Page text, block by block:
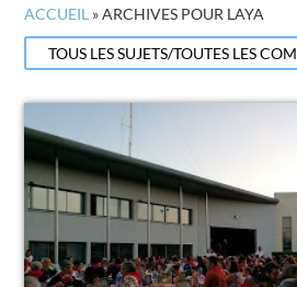
ACCUEIL »ARCHIVES POUR LAYA